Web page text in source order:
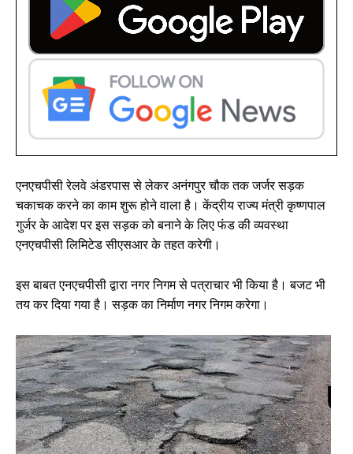
एनएचपीसी रेलवे अंडरपास से लेकर अनंगपुर चौक तक जर्जर सड़क
चकाचक करने का काम शुरू होने वाला है। केंद्रीय राज्य मंत्री कृष्णपाल
गुर्जर के आदेश पर इस सड़क को बनाने के लिए फंड की व्यवस्था
एनएचपीसी लिमिटेड सीएसआर के तहत करेगी।
इस बाबत एनएचपीसी द्वारा नगर निगम से पत्राचार भी किया है। बजट भी
तय कर दिया गया है। सड़क का निर्माण नगर निगम करेगा।